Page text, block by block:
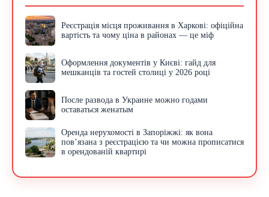
Реєстрація місця проживання в Харкові: офіційна
вартість та чому ціна в районах — це міф
Оформлення документів у Києві: гайд для
мешканців та гостей столиці у 2026 році
После развода в Украине можно годами
оставаться женатым
Оренда нерухомості в Запоріжжі: як вона
пов’язана з реєстрацією та чи можна прописатися
в орендованій квартирі